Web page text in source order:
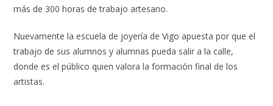
más de 300 horas de trabajo artesano.
Nuevamente la escuela de joyería de Vigo apuesta por que el
trabajo de sus alumnos y alumnas pueda salir a la calle,
donde es el público quien valora la formación final de los
artistas.